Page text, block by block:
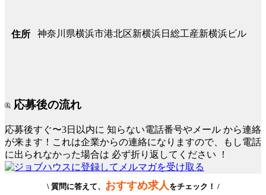
住所 神奈川県横浜市港北区新横浜日総工産新横浜ビル
応募後の流れ
応募後すぐ〜3日以内に 知らない電話番号やメール から連絡
が来ます！これは企業からの連絡になりますので、もし電話
に出られなかった場合は 必ず折り返してください ！
\ 質問に答えて、 おすすめ求人 をチェック！ /